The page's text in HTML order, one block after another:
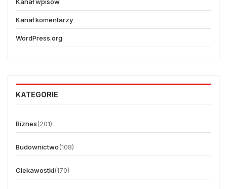
Kanał wpisów
Kanał komentarzy
WordPress.org
KATEGORIE
Biznes(201)
Budownictwo(108)
Ciekawostki(170)